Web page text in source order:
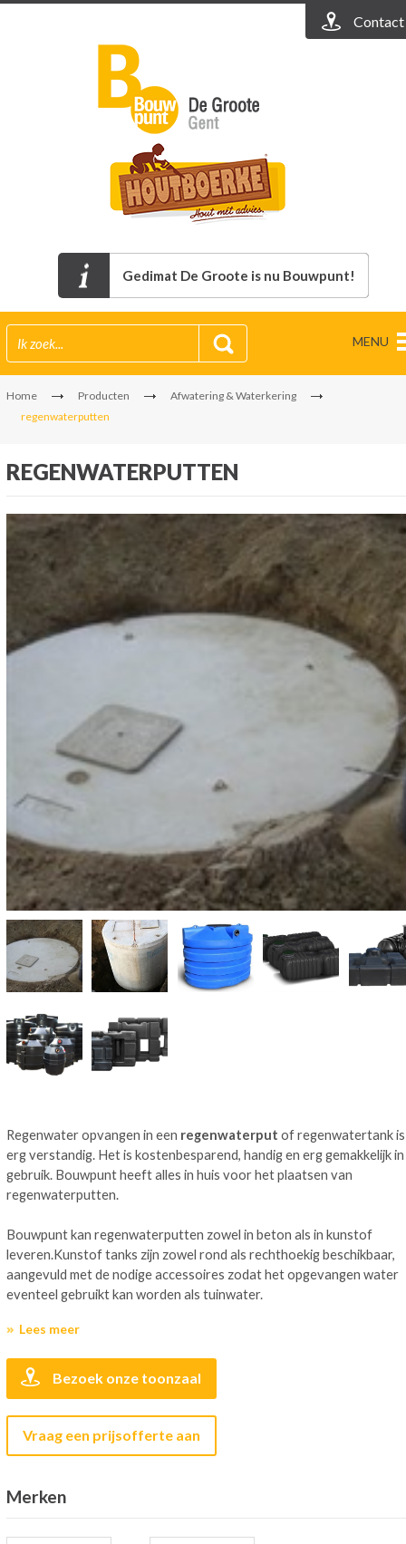
Contact
Gedimat De Groote is nu Bouwpunt!
MENU
Home Producten
Afwatering & Waterkering
regenwaterputten
REGENWATERPUTTEN
Regenwater opvangen in een regenwaterput of regenwatertank is
erg verstandig. Het is kostenbesparend, handig en erg gemakkelijk in
gebruik. Bouwpunt heeft alles in huis voor het plaatsen van
regenwaterputten.
Bouwpunt kan regenwaterputten zowel in beton als in kunstof
leveren.Kunstof tanks zijn zowel rond als rechthoekig beschikbaar,
aangevuld met de nodige accessoires zodat het opgevangen water
eventeel gebruikt kan worden als tuinwater.
Lees meer
Bezoek onze toonzaal
Vraag een prijsofferte aan
Merken